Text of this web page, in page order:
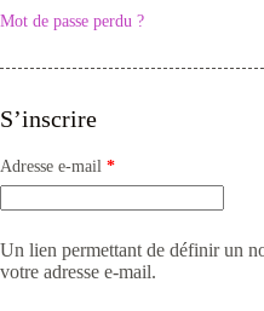
Mot de passe perdu ?
S’inscrire
Adresse e-mail *Obligatoire
Un lien permettant de définir un
votre adresse e-mail.